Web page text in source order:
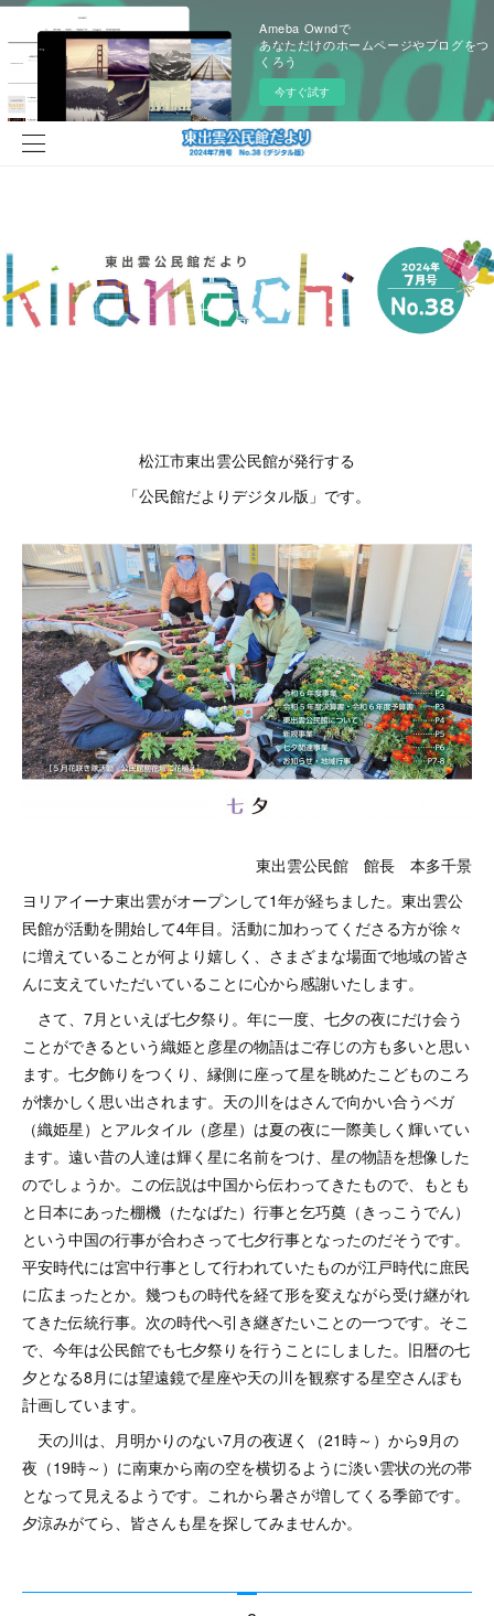
Ameba Owndで
あなただけのホームページやブログをつ
くろう
今すぐ試す
松江市東出雲公民館が発行する
「公民館だよりデジタル版」です。
東出雲公民館 館長 本多千景
ヨリアイーナ東出雲がオープンして1年が経ちました。東出雲公
民館が活動を開始して4年目。活動に加わってくださる方が徐々
に増えていることが何より嬉しく、さまざまな場面で地域の皆さ
んに支えていただいていることに心から感謝いたします。
さて、7月といえば七夕祭り。年に一度、七夕の夜にだけ会う
ことができるという織姫と彦星の物語はご存じの方も多いと思い
ます。七夕飾りをつくり、縁側に座って星を眺めたこどものころ
が懐かしく思い出されます。天の川をはさんで向かい合うベガ
（織姫星）とアルタイル（彦星）は夏の夜に一際美しく輝いてい
ます。遠い昔の人達は輝く星に名前をつけ、星の物語を想像した
のでしょうか。この伝説は中国から伝わってきたもので、もとも
と日本にあった棚機（たなばた）行事と乞巧奠（きっこうでん）
という中国の行事が合わさって七夕行事となったのだそうです。
平安時代には宮中行事として行われていたものが江戸時代に庶民
に広まったとか。幾つもの時代を経て形を変えながら受け継がれ
てきた伝統行事。次の時代へ引き継ぎたいことの一つです。そこ
で、今年は公民館でも七夕祭りを行うことにしました。旧暦の七
夕となる8月には望遠鏡で星座や天の川を観察する星空さんぽも
計画しています。
天の川は、月明かりのない7月の夜遅く（21時～）から9月の
夜（19時～）に南東から南の空を横切るように淡い雲状の光の帯
となって見えるようです。これから暑さが増してくる季節です。
夕涼みがてら、皆さんも星を探してみませんか。